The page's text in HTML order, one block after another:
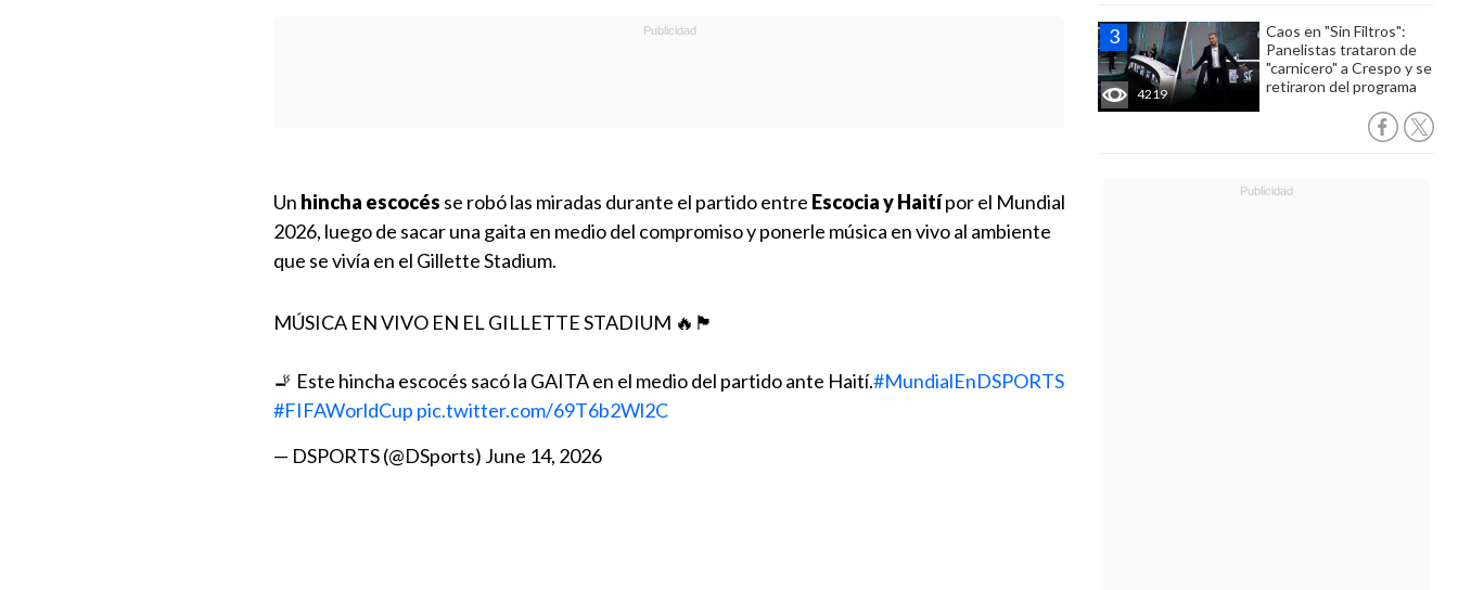
4219
Caos en "Sin Filtros":
Panelistas trataron de
"carnicero" a Crespo y se
retiraron del programa
Un hincha escocés se robó las miradas durante el partido entre Escocia y Haitípor el Mundial
2026, luego de sacar una gaita en medio del compromiso y ponerle música en vivo al ambiente
que se vivía en el Gillette Stadium.
MÚSICA EN VIVO EN EL GILLETTE STADIUM 🔥🏴
🚬 Este hincha escocés sacó la GAITA en el medio del partido ante Haití.#MundialEnDSPORTS
#FIFAWorldCup pic.twitter.com/69T6b2Wl2C
— DSPORTS (@DSports) June 14, 2026